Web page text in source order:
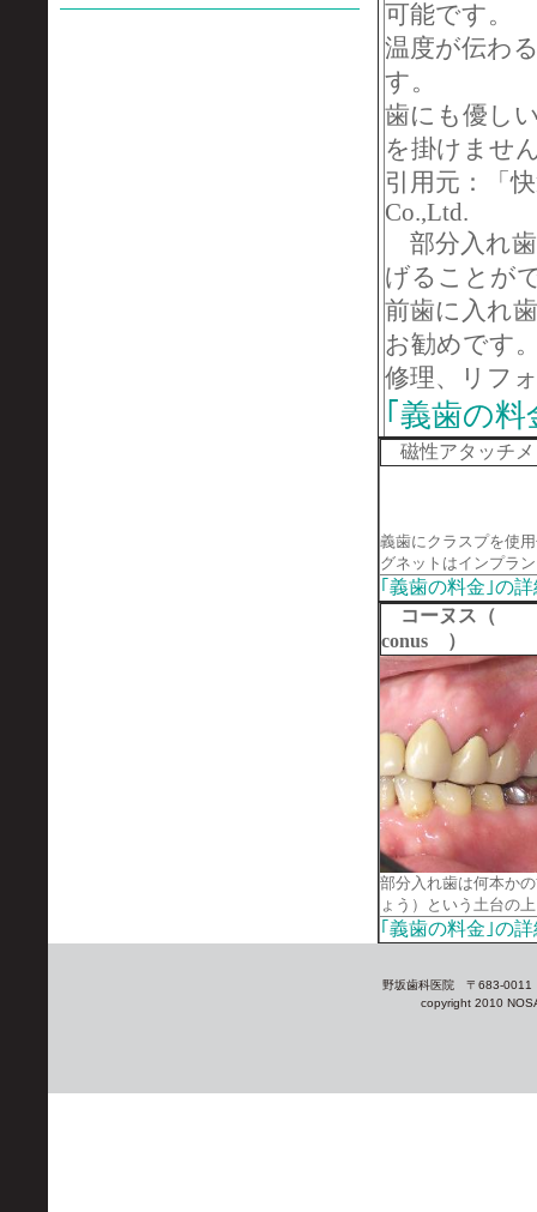
可能です。
温度が伝わ
す。
歯にも優し
を掛けませ
引用元：「
Co.,Ltd.
部分入れ
げることが
前歯に入れ
お勧めです
修理、リフ
｢義歯の
磁
義歯にクラスプを使
グネットはインプラ
｢義歯の料金｣の
コーヌス（
conus ）
部分入れ歯は何本か
ょう）という土台の
｢義歯の料金｣の
野坂歯科医院 〒683-
copyright 2010